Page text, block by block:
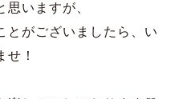
思いますが、
とがございましたら、い
せ！